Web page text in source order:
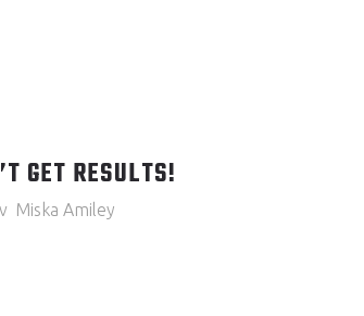
GET RESULTS!
Miska Amiley